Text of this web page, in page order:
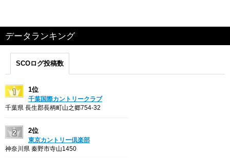
データランキング
SCOログ投稿数
1位
千葉国際カントリークラブ
千葉県 長生郡長柄町山之郷754-32
2位
東京カントリー倶楽部
神奈川県 秦野市寺山1450